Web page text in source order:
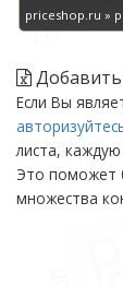
priceshop.ru »
Добавить
Если Вы
листа,
Это поможет
множества